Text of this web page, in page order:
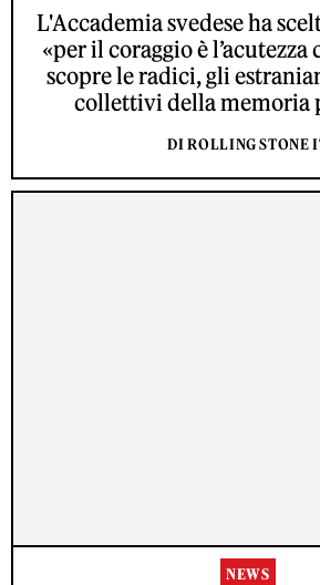
L'Accademia svedese ha
«per il coraggio è
scopre le radici, gli
collettivi della memoria
DI ROLLING STONE
NEWS